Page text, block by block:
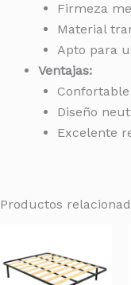
Firmeza
Material
Apto para
Ventajas:
Diseño
Excelente
Productos